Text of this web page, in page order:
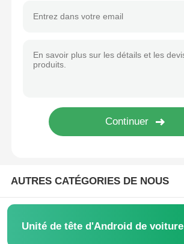
Lecteur multimédia de voiture
AUTRES CATÉGORIES DE NOUS
Unité de tête d'Android de voiture